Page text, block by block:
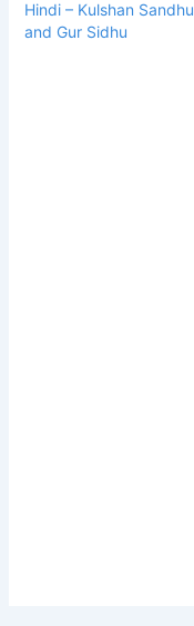
Hindi – Kulshan Sandhu
and Gur Sidhu